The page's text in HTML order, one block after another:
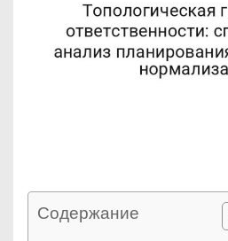
Содержание